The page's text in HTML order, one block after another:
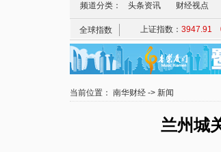
频道分类： 头条资讯 财经视点
当前位置： 南华财经 -> 新闻
兰州城